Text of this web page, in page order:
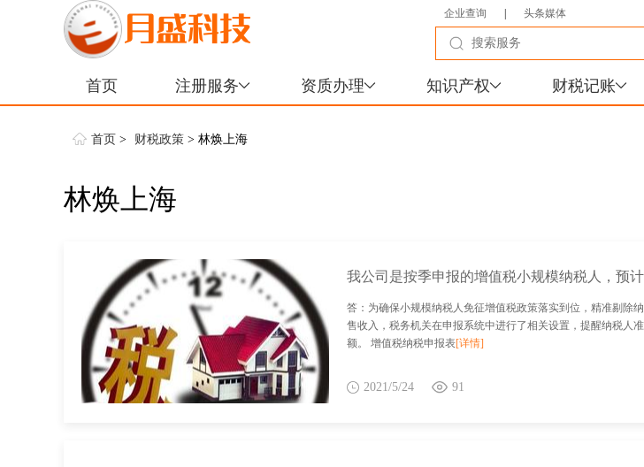
企业查询 头条媒体
首页 注册服务 资质办理 知识产权 财税记账
首页 > 财税政策 > 林焕上海
林焕上海
答：为确保小规模纳税人免征增值税政策落实到位，精准剔除
售收入，税务机关在申报系统中进行了相关设置，提醒纳税人
额。 增值税纳税申报表[详情]
2021/5/24 91